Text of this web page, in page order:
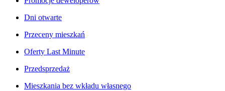
Dni otwarte
Przeceny mieszkań
Oferty Last Minute
Przedsprzedaż
Mieszkania bez wkładu własnego